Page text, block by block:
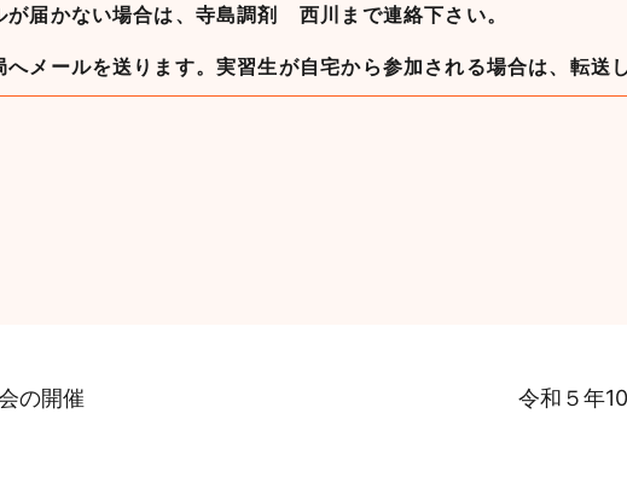
が届かない場合は、寺島調剤 西川まで連絡下さい。
へメールを送ります。実習生が自宅から参加される場合は、転送
の開催 令和５年